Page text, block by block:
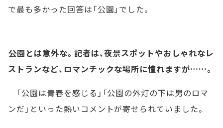
で最も多かった回答は「公園」でした。
――公園とは意外な。記者は、夜景スポットやおしゃれなレ
ストランなど、ロマンチックな場所に憧れますが……。
「公園は青春を感じる」「公園の外灯の下は男のロマ
ンだ」といった熱いコメントが寄せられていました。